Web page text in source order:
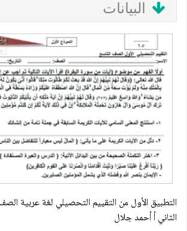
البيانات
التطبيق الأول من التقييم التحصيلي لغة عربية
الثاني أ أحمد جلال